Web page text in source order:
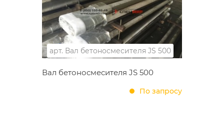
арт. Вал бетоносмесителя JS 500
Вал бетоносмесителя JS 500
По запросу